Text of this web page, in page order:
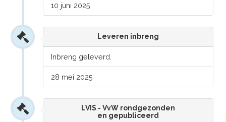
10 juni 2025
Leveren inbreng
Inbreng geleverd.
28 mei 2025
LVIS - VvW rondgezonden
en gepubliceerd